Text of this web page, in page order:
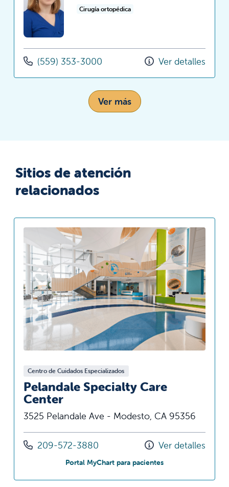
Cirugía ortopédica
(559) 353-3000 Ver detalles
Ver más
Sitios de atención
relacionados
Centro de Cuidados Especializados
Pelandale Specialty Care
Center
3525 Pelandale Ave - Modesto, CA 95356
Llámenos al
209-572-3880 Ver detalles
Portal MyChart para pacientesen Pelandale